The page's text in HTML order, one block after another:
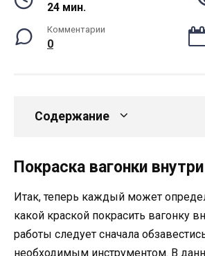
24 мин.
Комментарии
0
Содержание
Покраска вагонки
Итак, теперь каждый может
какой краской покрасить вагонку
работы следует сначала
необходимым инструментом. В